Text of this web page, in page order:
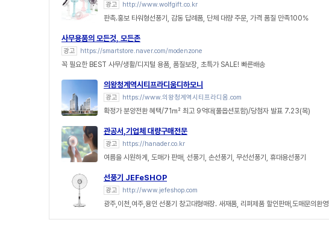
광고 http://www.wolfgift.co.kr
판촉.홍보 타워형선풍기, 감동 답례품, 단체 대량 주문, 가격 품질 만족100%
사무용품의 모든것, 모든존
광고 https://smartstore.naver.com/modenzone
꼭 필요한 BEST 사무/생활/디지털 용품, 품질보장, 초특가 SALE! 빠른배송
의왕청계역시티프라디움디하모니
광고 https://www.의왕청계역시티프라디움.com
확정가 분양전환 혜택/71㎡ 최고 9억대(풀옵션포함)/당첨자 발표 7.23(목)
관공서,기업체 대량구매전문
광고 https://hanader.co.kr
여름을 시원하게, 도매가 판매, 선풍기, 손선풍기, 무선선풍기, 휴대용선풍기
선풍기 JEFeSHOP
광고 http://www.jefeshop.com
광주,이천,여주,용인 선풍기 창고대형매장. 새재품, 리퍼제품 할인판매,도매문의환영